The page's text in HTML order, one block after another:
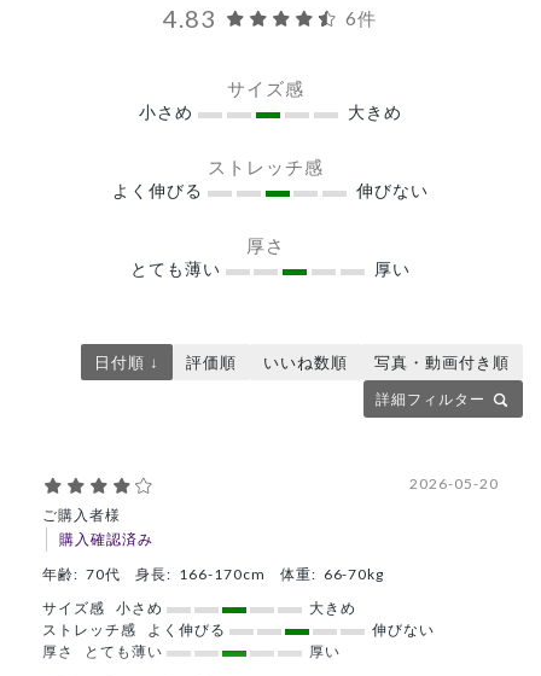
4.83 6件
サイズ感
小さめ 大きめ
ストレッチ感
よく伸びる 伸びない
厚さ
とても薄い 厚い
詳細フィルター
日付順 ↓ 評価順 いいね数順 写真・動画付き順
ご購入者様
購入確認済み
2026-05-20
年齢: 70代 身長: 166-170cm 体重: 66-70kg
サイズ感
小さめ
大きめ
ストレッチ感
よく伸びる
伸びない
厚さ
とても薄い 厚い